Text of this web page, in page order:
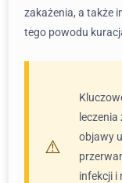
zakażenia, a także
tego powodu
objawy
infekcji i